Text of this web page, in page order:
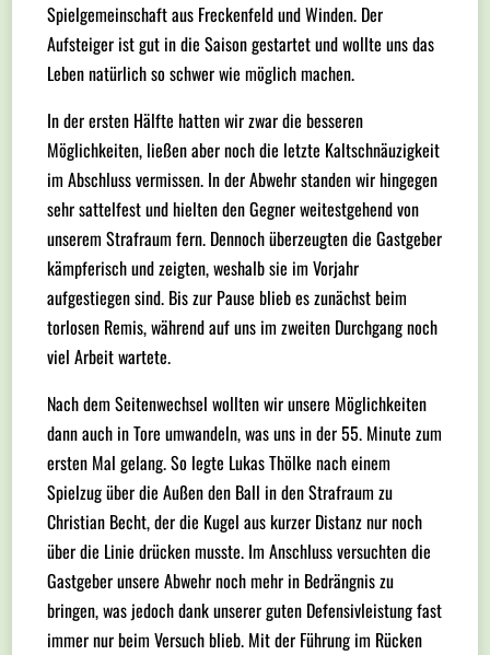
Spielgemeinschaft aus Freckenfeld und Winden. Der
Aufsteiger ist gut in die Saison gestartet und wollte uns das
Leben natürlich so schwer wie möglich machen.
In der ersten Hälfte hatten wir zwar die besseren
Möglichkeiten, ließen aber noch die letzte Kaltschnäuzigkeit
im Abschluss vermissen. In der Abwehr standen wir hingegen
sehr sattelfest und hielten den Gegner weitestgehend von
unserem Strafraum fern. Dennoch überzeugten die Gastgeber
kämpferisch und zeigten, weshalb sie im Vorjahr
aufgestiegen sind. Bis zur Pause blieb es zunächst beim
torlosen Remis, während auf uns im zweiten Durchgang noch
viel Arbeit wartete.
Nach dem Seitenwechsel wollten wir unsere Möglichkeiten
dann auch in Tore umwandeln, was uns in der 55. Minute zum
ersten Mal gelang. So legte Lukas Thölke nach einem
Spielzug über die Außen den Ball in den Strafraum zu
Christian Becht, der die Kugel aus kurzer Distanz nur noch
über die Linie drücken musste. Im Anschluss versuchten die
Gastgeber unsere Abwehr noch mehr in Bedrängnis zu
bringen, was jedoch dank unserer guten Defensivleistung fast
immer nur beim Versuch blieb. Mit der Führung im Rücken